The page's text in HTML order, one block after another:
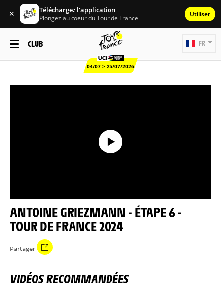
✕ Téléchargez l'application
Plongez au coeur du Tour de France Utiliser
CLUB
04/07 > 26/07/2026
FR
ANTOINE GRIEZMANN - ÉTAPE 6 -
TOUR DE FRANCE 2024
Partager
VIDÉOS RECOMMANDÉES